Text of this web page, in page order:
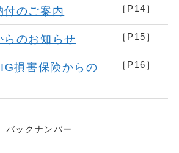
付のご案内 ［P14］
らのお知らせ ［P15］
損害保険からの
［P16］
バックナンバー